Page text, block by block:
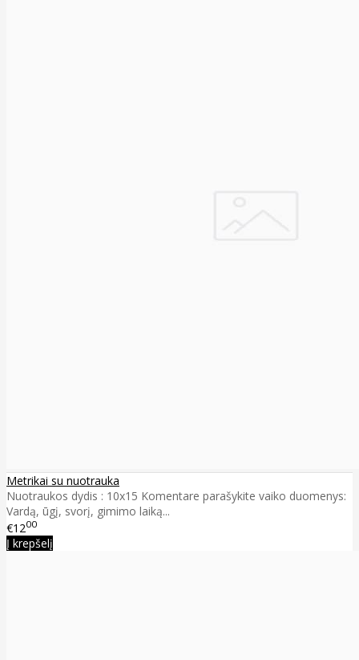
Metrikai su nuotrauka
Nuotraukos dydis : 10x15 Komentare parašykite vaiko duomenys:
Vardą, ūgį, svorį, gimimo laiką...
€1200
Į krepšelį